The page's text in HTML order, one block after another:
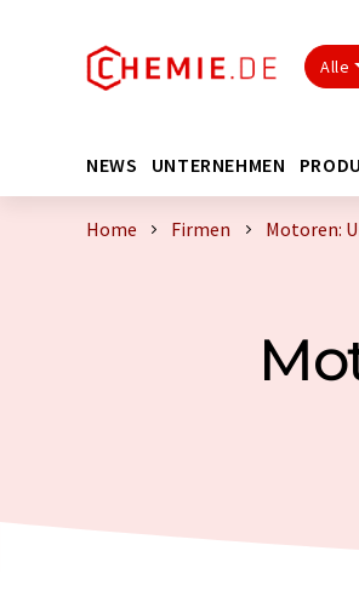
Alle
NEWS UNTERNEHMEN
Home Firmen Motoren: